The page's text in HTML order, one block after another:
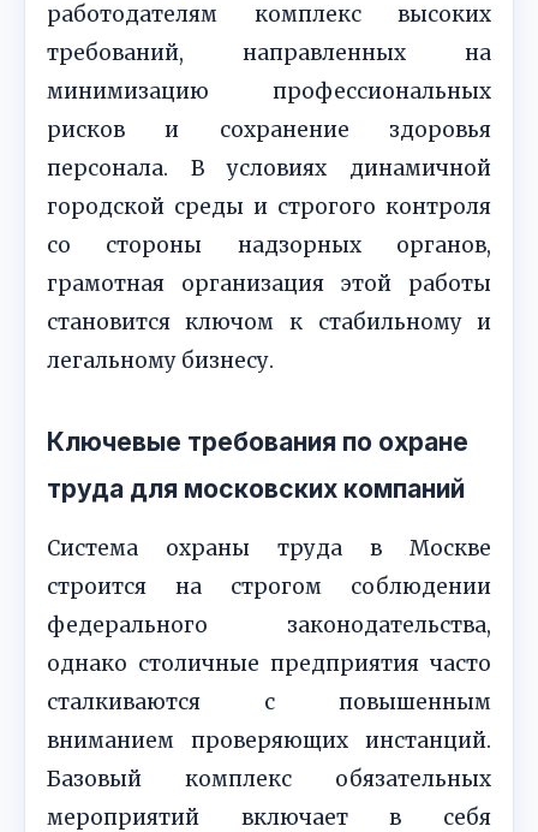
работодателям комплекс высоких
требований, направленных на
минимизацию профессиональных
рисков и сохранение здоровья
персонала. В условиях динамичной
городской среды и строгого контроля
со стороны надзорных органов,
грамотная организация этой работы
становится ключом к стабильному и
легальному бизнесу.
Ключевые требования по охране
труда для московских компаний
Система охраны труда в Москве
строится на строгом соблюдении
федерального законодательства,
однако столичные предприятия часто
сталкиваются с повышенным
вниманием проверяющих инстанций.
Базовый комплекс обязательных
мероприятий включает в себя